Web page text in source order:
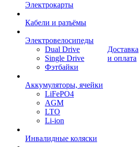
Электрокарты
Кабели и разъёмы
Электровелосипеды
Dual Drive
Single Drive
Фэтбайки
Аккумуляторы, ячейки
LiFePO4
AGM
LTO
Li-ion
Инвалидные коляски
Доставка
и оплата